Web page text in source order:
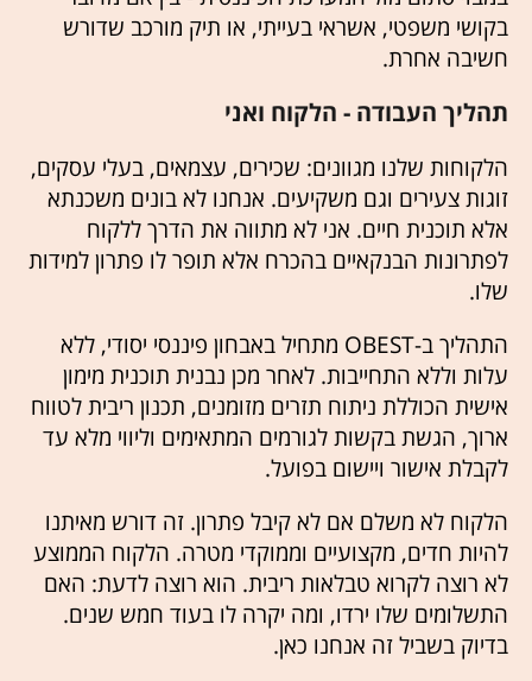
בקושי משפטי, אשראי בעייתי, או תיק מורכב שדורש
חשיבה אחרת.
תהליך העבודה - הלקוח ואני
הלקוחות שלנו מגוונים: שכירים, עצמאים, בעלי עסקים,
זוגות צעירים וגם משקיעים. אנחנו לא בונים משכנתא
אלא תוכנית חיים. אני לא מתווה את הדרך ללקוח
לפתרונות הבנקאיים בהכרח אלא תופר לו פתרון למידות
שלו.
התהליך ב-OBEST מתחיל באבחון פיננסי יסודי, ללא
עלות וללא התחייבות. לאחר מכן נבנית תוכנית מימון
אישית הכוללת ניתוח תזרים מזומנים, תכנון ריבית לטווח
ארוך, הגשת בקשות לגורמים המתאימים וליווי מלא עד
לקבלת אישור ויישום בפועל.
הלקוח לא משלם אם לא קיבל פתרון. זה דורש מאיתנו
להיות חדים, מקצועיים וממוקדי מטרה. הלקוח הממוצע
לא רוצה לקרוא טבלאות ריבית. הוא רוצה לדעת: האם
התשלומים שלו ירדו, ומה יקרה לו בעוד חמש שנים.
בדיוק בשביל זה אנחנו כאן.